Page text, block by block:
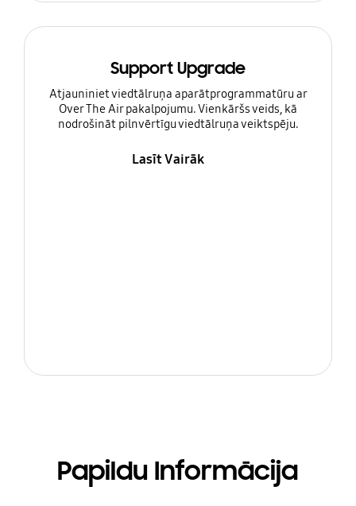
Support Upgrade
Atjauniniet viedtālruņa aparātprogrammatūru ar
Over The Air pakalpojumu. Vienkāršs veids, kā
nodrošināt pilnvērtīgu viedtālruņa veiktspēju.
Lasīt Vairāk
Papildu Informācija